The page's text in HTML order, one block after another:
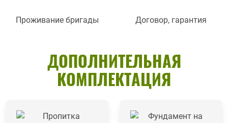
Проживание бригады Договор, гарантия
ДОПОЛНИТЕЛЬНАЯ
КОМПЛЕКТАЦИЯ